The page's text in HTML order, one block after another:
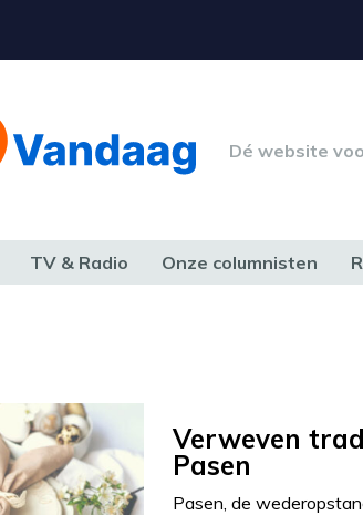
Dé website
TV & Radio Onze columnisten
Verweven
Pasen
Pasen, de